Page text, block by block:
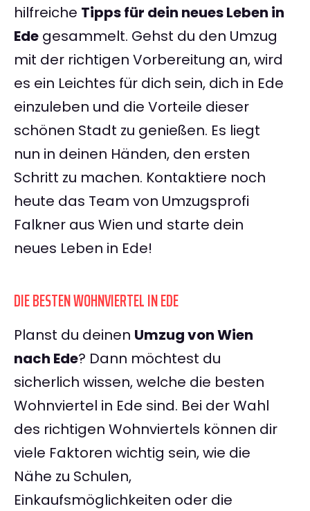
hilfreiche Tipps für dein neues Leben in
Ede gesammelt. Gehst du den Umzug
mit der richtigen Vorbereitung an, wird
es ein Leichtes für dich sein, dich in Ede
einzuleben und die Vorteile dieser
schönen Stadt zu genießen. Es liegt
nun in deinen Händen, den ersten
Schritt zu machen. Kontaktiere noch
heute das Team von Umzugsprofi
Falkner aus Wien und starte dein
neues Leben in Ede!
DIE BESTEN WOHNVIERTEL IN EDE
Planst du deinen Umzug von Wien
nach Ede? Dann möchtest du
sicherlich wissen, welche die besten
Wohnviertel in Ede sind. Bei der Wahl
des richtigen Wohnviertels können dir
viele Faktoren wichtig sein, wie die
Nähe zu Schulen,
Einkaufsmöglichkeiten oder die